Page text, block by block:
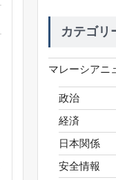
カテゴリ
マレーシアニ
政治
経済
日本関係
安全情報